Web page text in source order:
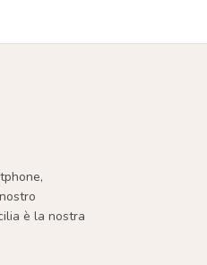
è la nostra